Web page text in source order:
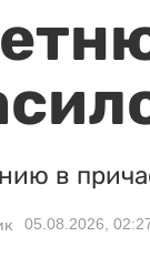
в
05.08.2026,